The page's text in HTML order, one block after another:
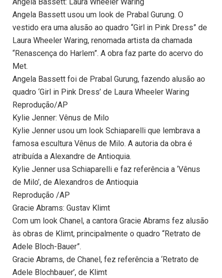
Angela Bassett usou um look de Prabal Gurung. O
vestido era uma alusão ao quadro “Girl in Pink Dress” de
Laura Wheeler Waring, renomada artista da chamada
“Renascença do Harlem”. A obra faz parte do acervo do
Met.
Angela Bassett foi de Prabal Gurung, fazendo alusão ao
quadro ‘Girl in Pink Dress’ de Laura Wheeler Waring
Reprodução/AP
Kylie Jenner: Vênus de Milo
Kylie Jenner usou um look Schiaparelli que lembrava a
famosa escultura Vênus de Milo. A autoria da obra é
atribuída a Alexandre de Antioquia.
Kylie Jenner usa Schiaparelli e faz referência a ‘Vênus
de Milo’, de Alexandros de Antioquia
Reprodução /AP
Gracie Abrams: Gustav Klimt
Com um look Chanel, a cantora Gracie Abrams fez alusão
às obras de Klimt, principalmente o quadro “Retrato de
Adele Bloch-Bauer”.
Gracie Abrams, de Chanel, fez referência a ‘Retrato de
Adele Blochbauer’, de Klimt